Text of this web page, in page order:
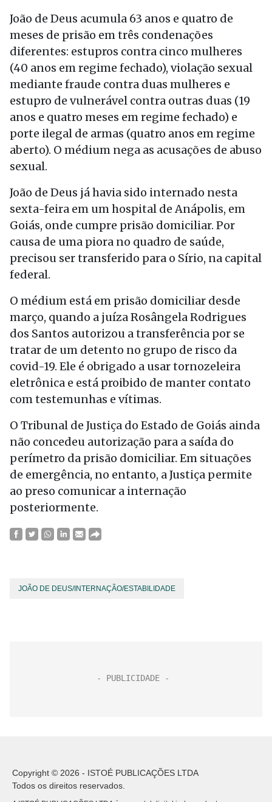
João de Deus acumula 63 anos e quatro de
meses de prisão em três condenações
diferentes: estupros contra cinco mulheres
(40 anos em regime fechado), violação sexual
mediante fraude contra duas mulheres e
estupro de vulnerável contra outras duas (19
anos e quatro meses em regime fechado) e
porte ilegal de armas (quatro anos em regime
aberto). O médium nega as acusações de abuso
sexual.
João de Deus já havia sido internado nesta
sexta-feira em um hospital de Anápolis, em
Goiás, onde cumpre prisão domiciliar. Por
causa de uma piora no quadro de saúde,
precisou ser transferido para o Sírio, na capital
federal.
O médium está em prisão domiciliar desde
março, quando a juíza Rosângela Rodrigues
dos Santos autorizou a transferência por se
tratar de um detento no grupo de risco da
covid-19. Ele é obrigado a usar tornozeleira
eletrônica e está proibido de manter contato
com testemunhas e vítimas.
O Tribunal de Justiça do Estado de Goiás ainda
não concedeu autorização para a saída do
perímetro da prisão domiciliar. Em situações
de emergência, no entanto, a Justiça permite
ao preso comunicar a internação
posteriormente.
JOÃO DE DEUS/INTERNAÇÃO/ESTABILIDADE
Copyright © 2026 - ISTOÉ PUBLICAÇÕES LTDA
Todos os direitos reservados.